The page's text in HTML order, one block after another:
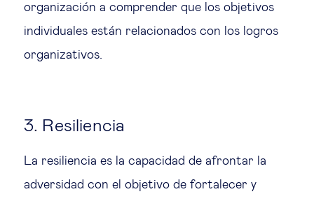
organización a comprender que los objetivos
individuales están relacionados con los logros
organizativos.
3. Resiliencia
La resiliencia es la capacidad de afrontar la
adversidad con el objetivo de fortalecer y